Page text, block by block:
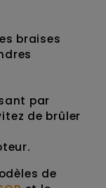
braises
par
de brûler
de